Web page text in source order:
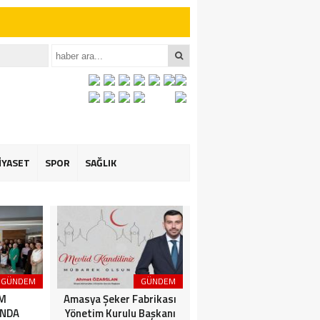
İçin Anlamlı
SPOR SAĞLIK
GÜNDEM GÜNDEM
Amasya Şeker Fabrikası
Yönetim Kurulu Başkanı